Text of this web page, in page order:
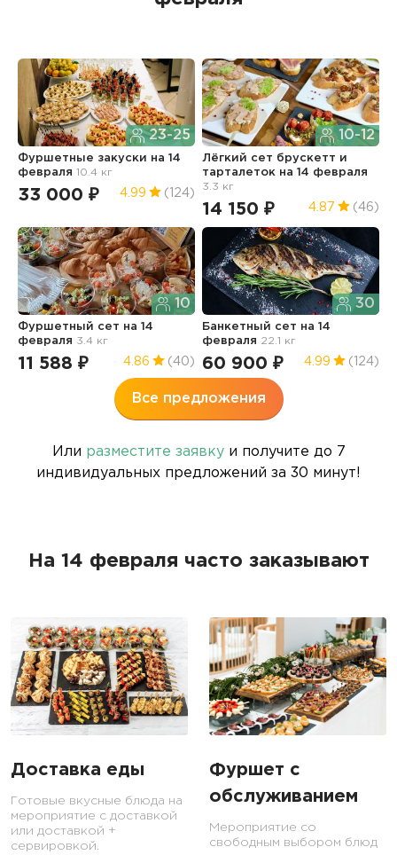
23-25
Фуршетные закуски на 14
февраля 10.4 кг
33 000 ₽ 4.99 (124)
10-12
Лёгкий сет брускетт и
тарталеток на 14 февраля
3.3 кг
14 150 ₽ 4.87 (46)
10
Фуршетный сет на 14
февраля 3.4 кг
11 588 ₽ 4.86 (40)
30
Банкетный сет на 14
февраля 22.1 кг
60 900 ₽ 4.99 (124)
Все предложения
Или разместите заявкуи получите до 7
индивидуальных предложений за 30 минут!
На 14 февраля часто заказывают
Доставка еды
Готовые вкусные блюда на
мероприятие с доставкой
или доставкой +
сервировкой.
Фуршет с
обслуживанием
Мероприятие со
свободным выбором блюд